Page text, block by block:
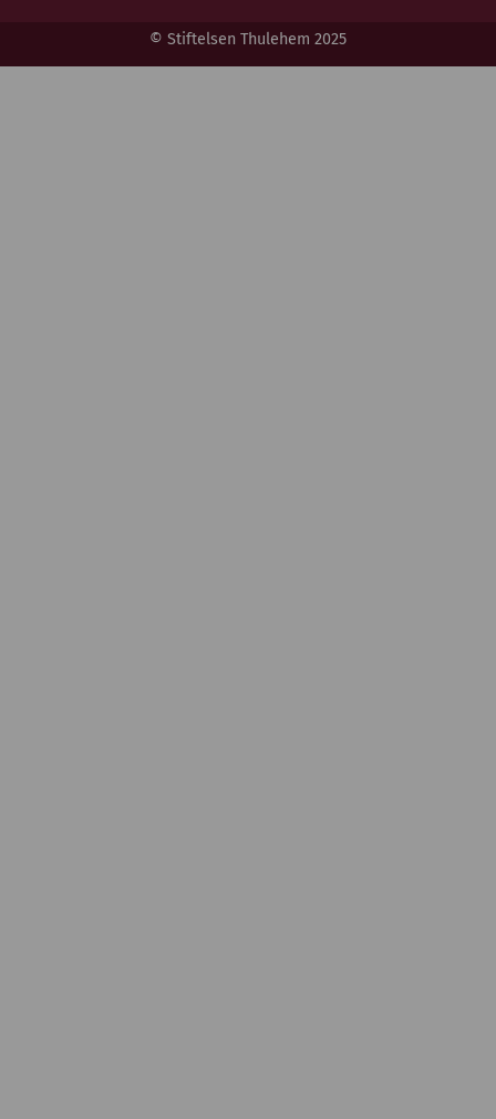
© Stiftelsen Thulehem 2025